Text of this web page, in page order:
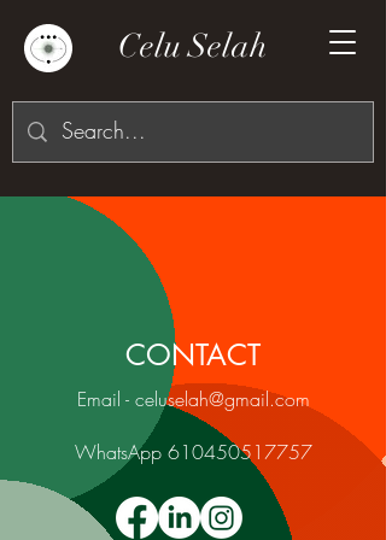
Celu Selah
CONTACT
Email - celuselah@gmail.com
WhatsApp 610450517757